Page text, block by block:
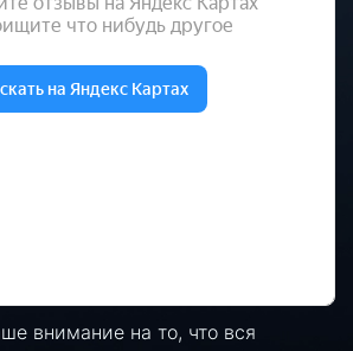
внимание на то, что вся